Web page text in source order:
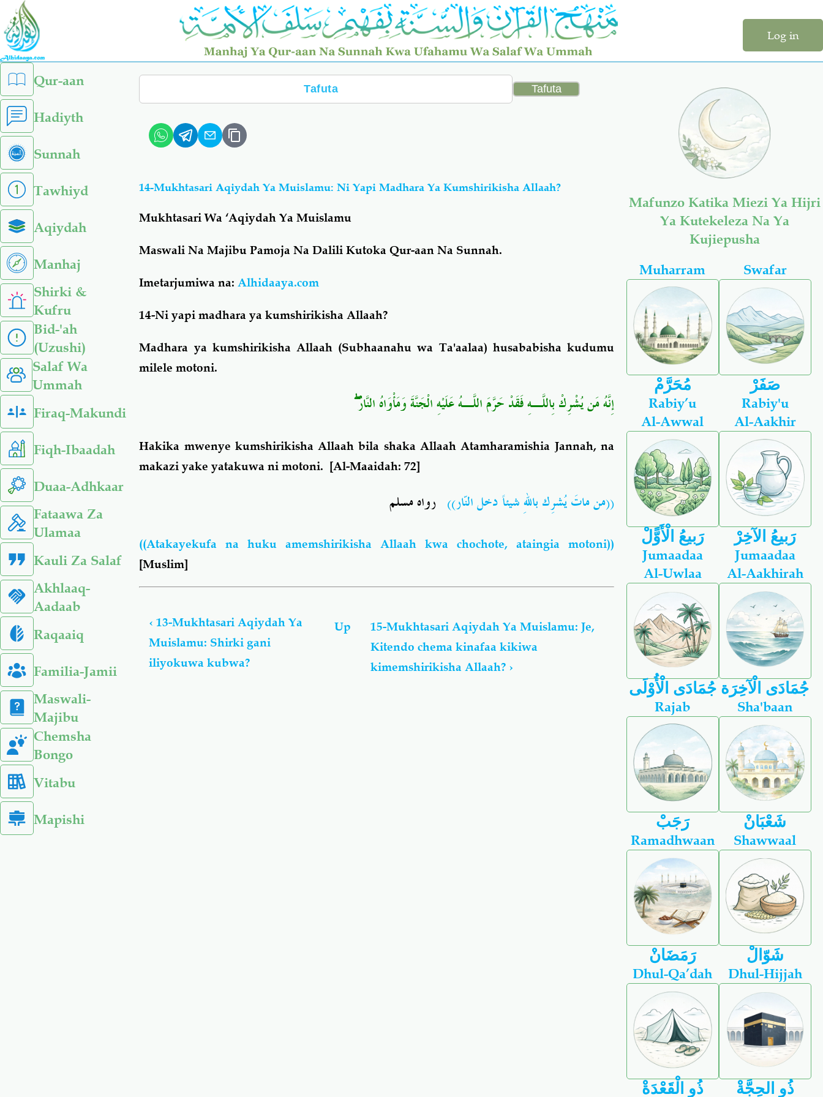
Skip
main
content
Log in
left
sidebar
menu
Qur-aan
Hadiyth
Sunnah
Tawhiyd
Aqiydah
Manhaj
Shirki &
Kufru
Bid-'ah
(Uzushi)
Salaf Wa
Ummah
Firaq-Makundi
Fiqh-Ibaadah
Duaa-Adhkaar
Fataawa Za
Ulamaa
Kauli Za Salaf
Akhlaaq-
Aadaab
Raqaaiq
Familia-Jamii
Maswali-
Majibu
Chemsha
Bongo
Vitabu
Mapishi
Search
14-Mukhtasari Aqiydah Ya Muislamu: Ni Yapi Madhara Ya Kumshirikisha Allaah?
Mukhtasari Wa ‘Aqiydah Ya Muislamu
Maswali Na Majibu Pamoja Na Dalili Kutoka Qur-aan Na Sunnah.
Imetarjumiwa na:Alhidaaya.com
14-Ni yapi madhara ya kumshirikisha Allaah?
Madhara ya kumshirikisha Allaah (Subhaanahu wa Ta'aalaa) husababisha kudumu
milele motoni.
إِنَّهُ مَن يُشْرِكْ بِاللَّـهِ فَقَدْ حَرَّمَ اللَّـهُ عَلَيْهِ الْجَنَّةَ وَمَأْوَاهُ النَّارُۖ
Hakika mwenye kumshirikisha Allaah bila shaka Allaah Atamharamishia Jannah, na
makazi yake yatakuwa ni motoni. [Al-Maaidah: 72]
((من ماتَ يُشرِك باللهِ شيئاً دخل النّار))رواه مسلم
((Atakayekufa na huku amemshirikisha Allaah kwa chochote, ataingia motoni))
[Muslim]
links
for
Mukhtasari
‹ 13-Mukhtasari Aqiydah Ya
Muislamu: Shirki gani
iliyokuwa kubwa?
Up
15-Mukhtasari Aqiydah Ya Muislamu: Je,
Kitendo chema kinafaa kikiwa
kimemshirikisha Allaah? ›
Mafunzo Katika Miezi Ya Hijri
Ya Kutekeleza Na Ya
Kujiepusha
Muharram
مُحَرَّمْ
Swafar
صَفَرْ
Rabiy’u
Al-Awwal
رَبيعُ الْأَوًّلْ
Rabiy'u
Al-Aakhir
رَبيعُ الآخِرْ
Jumaadaa
Al-Uwlaa
جُمَادَى الْأُوْلَى
Jumaadaa
Al-Aakhirah
جُمَادَى الْآخِرَة
Rajab
رَجَبْ
Sha'baan
شَعْبَانْ
Ramadhwaan
رَمَضَانْ
Shawwaal
شَوّالْ
Dhul-Qa’dah
ذُو الْقَعْدَةْ
Dhul-Hijjah
ذُو الحِجَّةْ